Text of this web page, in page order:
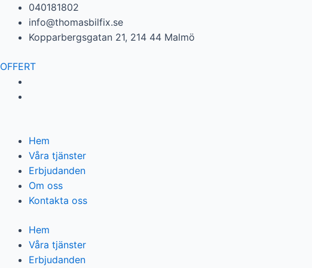
Hoppa
innehåll
040181802
info@thomasbilfix.se
Kopparbergsgatan 21, 214 44 Malmö
OFFERT
Hem
Våra tjänster
Erbjudanden
Om oss
Kontakta oss
Hem
Våra tjänster
Erbjudanden